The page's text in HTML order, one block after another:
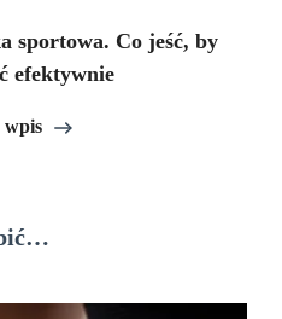
sportowa. Co jeść, by
efektywnie
wpis